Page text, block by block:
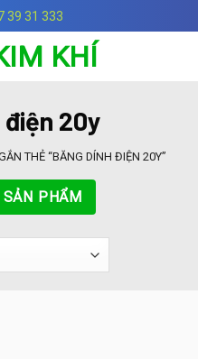
39 31 333
20y
THẺ “BĂNG DÍNH ĐIỆN 20Y”
PHẨM